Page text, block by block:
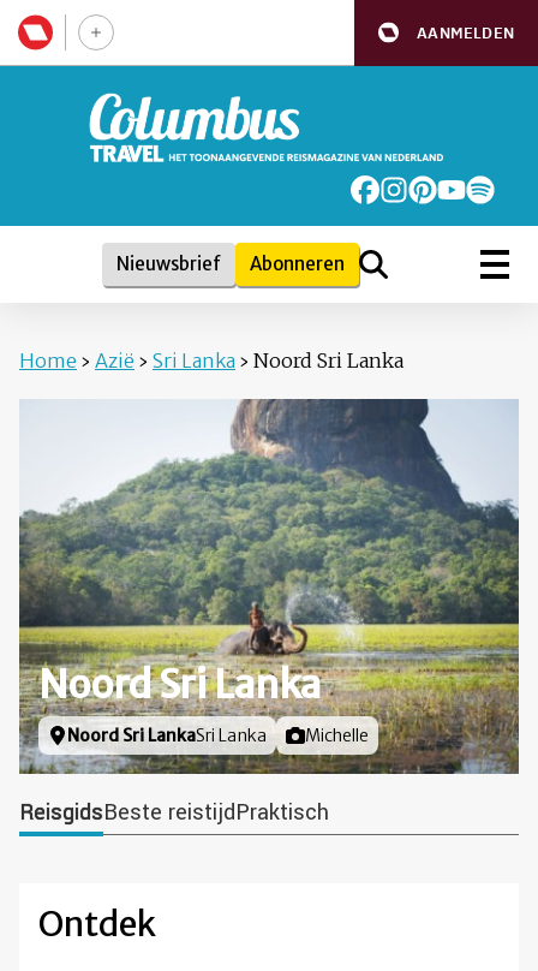
AANMELDEN
Nieuwsbrief Abonneren
Home › Azië › Sri Lanka › Noord Sri Lanka
Noord Sri Lanka
Locatie
Noord Sri LankaSri Lanka Foto door
Michelle
ReisgidsBeste reistijdPraktisch
Ontdek